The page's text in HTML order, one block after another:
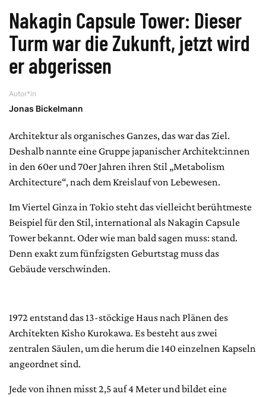
Nakagin Capsule Tower: Dieser
Turm war die Zukunft, jetzt wird
er abgerissen
Autor*in
Jonas Bickelmann
Architektur als organisches Ganzes, das war das Ziel.
Deshalb nannte eine Gruppe japanischer Architekt:innen
in den 60er und 70er Jahren ihren Stil „Metabolism
Architecture“, nach dem Kreislauf von Lebewesen.
Im Viertel Ginza in Tokio steht das vielleicht berühtmeste
Beispiel für den Stil, international als Nakagin Capsule
Tower bekannt. Oder wie man bald sagen muss: stand.
Denn exakt zum fünfzigsten Geburtstag muss das
Gebäude verschwinden.
1972 entstand das 13-stöckige Haus nach Plänen des
Architekten Kisho Kurokawa. Es besteht aus zwei
zentralen Säulen, um die herum die 140 einzelnen Kapseln
angeordnet sind.
Jede von ihnen misst 2,5 auf 4 Meter und bildet eine